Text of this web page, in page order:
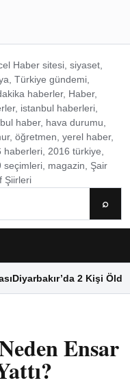
Haber sitesi, siyaset,
Türkiye gündemi,
haberler, Haber,
istanbul haberleri,
haber, hava durumu,
öğretmen, yerel haber,
haberleri, 2016 türkiye,
seçimleri, magazin, Şair
Şiirleri
⌕
Diyarbakır’da 2 Kişi Öldü
Ensar